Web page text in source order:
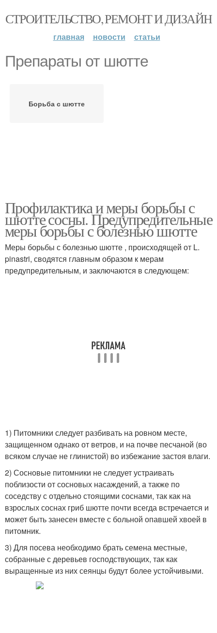
СТРОИТЕЛЬСТВО, РЕМОНТ И ДИЗАЙН
главная новости статьи
Препараты от шютте
Борьба с шютте
Профилактика и меры борьбы с
шютте сосны. Предупредительные
меры борьбы с болезнью шютте
Меры борьбы с болезнью шютте , происходящей от L.
pinastri, сводятся главным образом к мерам
предупредительным, и заключаются в следующем:
1) Питомники следует разбивать на ровном месте,
защищенном однако от ветров, и на почве песчаной (во
всяком случае не глинистой) во избежание застоя влаги.
2) Сосновые питомники не следует устраивать
поблизости от сосновых насаждений, а также по
соседству с отдельно стоящими соснами, так как на
взрослых соснах гриб шютте почти всегда встречается и
может быть занесен вместе с больной опавшей хвоей в
питомник.
3) Для посева необходимо брать семена местные,
собранные с деревьев господствующих, так как
выращенные из них сеянцы будут более устойчивыми.